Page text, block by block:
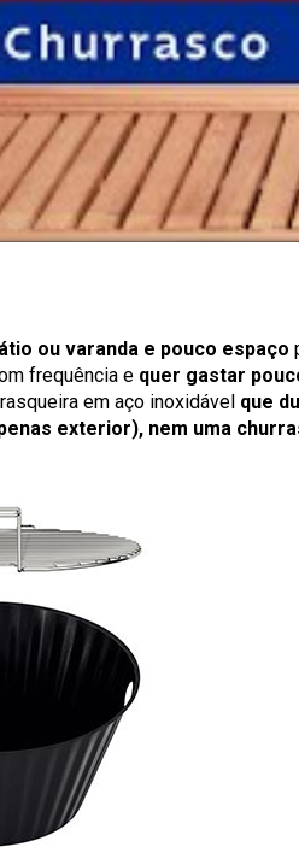
ou varanda e pouco espaço
frequência e quer gastar
em aço inoxidável que
exterior), nem uma